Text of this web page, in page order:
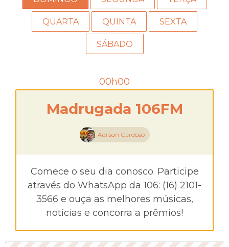
QUARTA QUINTA SEXTA
SÁBADO
00h00
Madrugada 106FM
Adilson Cardoso
Comece o seu dia conosco. Participe
através do WhatsApp da 106: (16) 2101-
3566 e ouça as melhores músicas,
notícias e concorra a prêmios!